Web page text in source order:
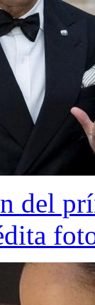
del